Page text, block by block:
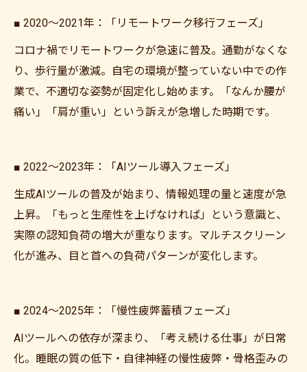
■ 2020〜2021年：「リモートワーク移行フェーズ」
コロナ禍でリモートワークが急速に普及。通勤がなくな
り、歩行量が激減。自宅の環境が整っていない中での作
業で、不適切な姿勢が固定化し始めます。「なんか腰が
痛い」「肩が重い」という訴えが急増した時期です。
■ 2022〜2023年：「AIツール導入フェーズ」
生成AIツールの普及が始まり、情報処理の量と速度が急
上昇。「もっと生産性を上げなければ」という意識と、
実際の認知負荷の増大が重なります。マルチスクリーン
化が進み、目と首への負荷パターンが変化します。
■ 2024〜2025年：「慢性疲弊蓄積フェーズ」
AIツールへの依存が深まり、「考え続ける仕事」が日常
化。睡眠の質の低下・自律神経の慢性疲弊・骨格歪みの